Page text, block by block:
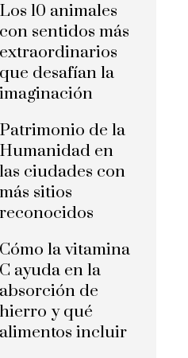
Los 10 animales
con sentidos más
extraordinarios
que desafían la
imaginación
Patrimonio de la
Humanidad en
las ciudades con
más sitios
reconocidos
Cómo la vitamina
C ayuda en la
absorción de
hierro y qué
alimentos incluir